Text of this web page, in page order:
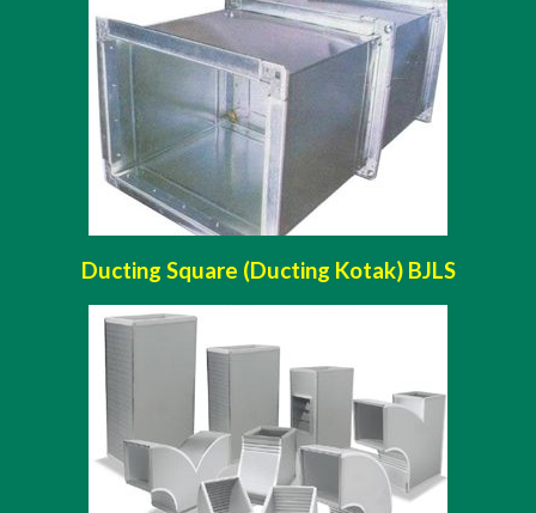
Ducting Square (Ducting Kotak) BJLS